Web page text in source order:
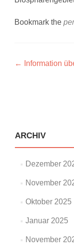
Bookmark the
Artikel-
←
Information
ARCHIV
Dezember
November
Oktober 2025
Januar 2025
November